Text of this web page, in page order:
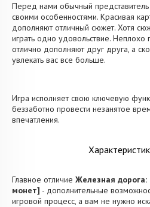
Перед нами обычный представитель
своими особенностями. Красивая
дополняют отличный сюжет. Хотя
играть одно удовольствие.
отлично дополняют друг друга, а
увлекать вас все больше.
Игра исполняет свою ключевую
беззаботно провести незанятое
впечатления.
Главное отличие Железная
монет] - дополнительные
игровой процесс, а вам не нужно